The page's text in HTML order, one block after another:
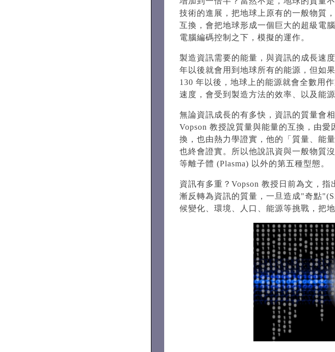
技術的進展，把地球上原有的一般物質
互換，會把地球形成一個巨大的超級電
電腦編碼控制之下，模擬的運作。
製造資訊需要的能量，與資訊的成長速
年以後就會用到地球所有的能源，但如
130 年以後，地球上的能源就會全數用
速度，會受到製造方法的效率、以及能
無論資訊成長的有多快，資訊的質量會
Vopson 教授說質量與能量的互換，由
換，也由熱力學證實，他的「質量、能
也終會證實。所以他說訊資與一般物質
等離子體 (Plasma) 以外的第五種型態。
資訊有多重？Vopson 教授日前為文，
漸反轉為資訊的質量，一旦造成"奇點
候變化、環境、人口、能源等挑戰，把